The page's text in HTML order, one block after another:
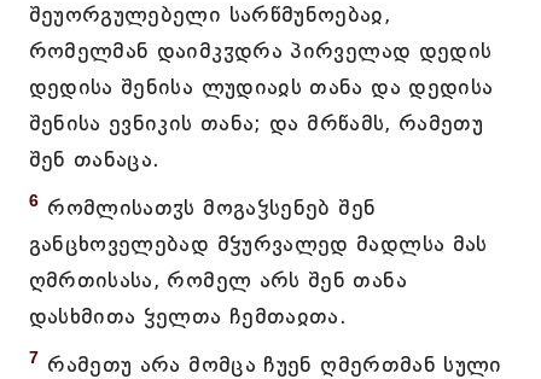
შეუორგულებელი სარწმუნოებაჲ,
რომელმან დაიმკჳდრა პირველად დედის
დედისა შენისა ლუდიაჲს თანა და დედისა
შენისა ევნიკის თანა; და მრწამს, რამეთუ
შენ თანაცა.
6 რომლისათჳს მოგაჴსენებ შენ
განცხოველებად მჴურვალედ მადლსა მას
ღმრთისასა, რომელ არს შენ თანა
დასხმითა ჴელთა ჩემთაჲთა.
7 რამეთუ არა მომცა ჩუენ ღმერთმან სული